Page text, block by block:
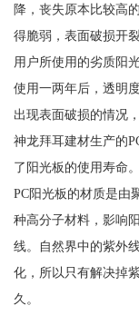
降，丧失原本比较高
得脆弱，表面破损开裂
用户所使用的劣质阳
使用一两年后，透明
出现表面破损的情况
神龙拜耳建材生产的
了阳光板的使用寿命。
PC阳光板的材质是由
种高分子材料，影响
线。自然界中的紫外
化，所以只有解决掉
久。